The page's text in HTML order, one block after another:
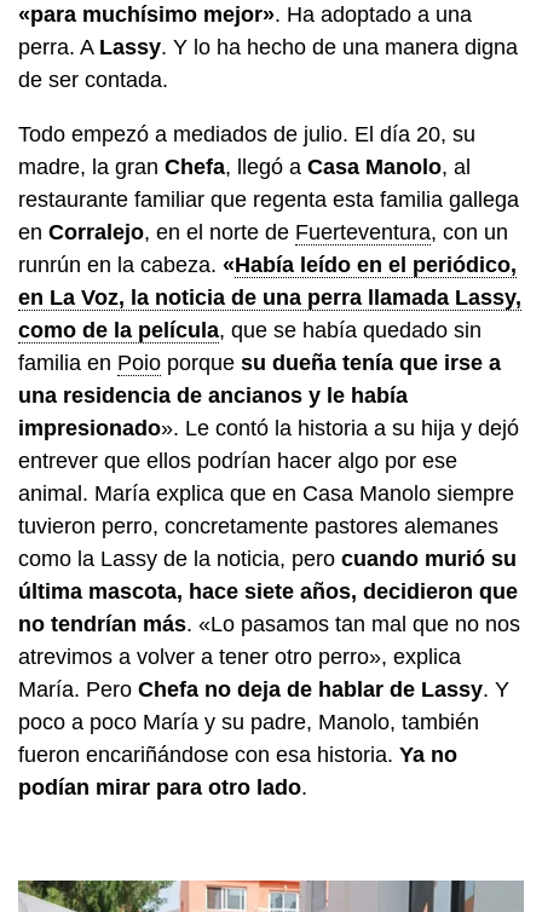
«para muchísimo mejor». Ha adoptado a una
perra. A Lassy. Y lo ha hecho de una manera digna
de ser contada.
Todo empezó a mediados de julio. El día 20, su
madre, la gran Chefa, llegó a Casa Manolo, al
restaurante familiar que regenta esta familia gallega
en Corralejo, en el norte de Fuerteventura, con un
runrún en la cabeza. «Había leído en el periódico,
en La Voz, la noticia de una perra llamada Lassy,
como de la película, que se había quedado sin
familia en Poio porque su dueña tenía que irse a
una residencia de ancianos y le había
impresionado». Le contó la historia a su hija y dejó
entrever que ellos podrían hacer algo por ese
animal. María explica que en Casa Manolo siempre
tuvieron perro, concretamente pastores alemanes
como la Lassy de la noticia, pero cuando murió su
última mascota, hace siete años, decidieron que
no tendrían más. «Lo pasamos tan mal que no nos
atrevimos a volver a tener otro perro», explica
María. Pero Chefa no deja de hablar de Lassy. Y
poco a poco María y su padre, Manolo, también
fueron encariñándose con esa historia. Ya no
podían mirar para otro lado.